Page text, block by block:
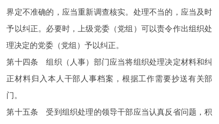
界定不准确的，应当重新调查核实。处理不当的，应当及时
予以纠正。必要时，上级党委（党组）可以责令作出组织处
理决定的党委（党组）予以纠正。
第十四条 组织（人事）部门应当将组织处理决定材料和纠
正材料归入本人干部人事档案，根据工作需要抄送有关部
门。
第十五条 受到组织处理的领导干部应当认真反省问题，积